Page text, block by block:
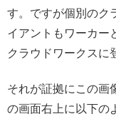
す。ですが個別のク
イアントもワーカー
クラウドワークスに
それが証拠にこの画
の画面右上に以下の